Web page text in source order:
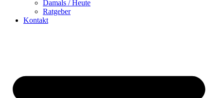
Damals / Heute
Ratgeber
Kontakt